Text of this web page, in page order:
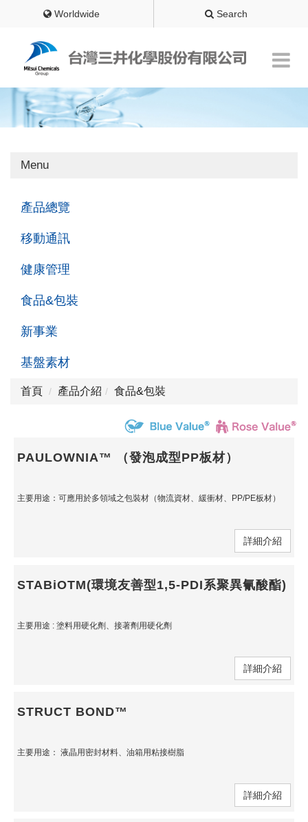
Worldwide Search
Menu
產品總覽
移動通訊
健康管理
食品&包裝
新事業
基盤素材
首頁 產品介紹 食品&包裝
PAULOWNIA™ （發泡成型PP板材）
主要用途：可應用於多領域之包裝材（物流資材、緩衝材、PP/PE板材）
詳細介紹
STABiOTM(環境友善型1,5-PDI系聚異氰酸酯)
主要用途 : 塗料用硬化劑、接著劑用硬化劑
詳細介紹
STRUCT BOND™
主要用途： 液晶用密封材料、油箱用粘接樹脂
詳細介紹